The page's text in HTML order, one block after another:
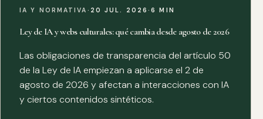
IA Y NORMATIVA · 20 JUL. 2026·6 MIN
Ley de IA y webs culturales: qué cambia desde agosto de 2026
Las obligaciones de transparencia del artículo 50
de la Ley de IA empiezan a aplicarse el 2 de
agosto de 2026 y afectan a interacciones con IA
y ciertos contenidos sintéticos.